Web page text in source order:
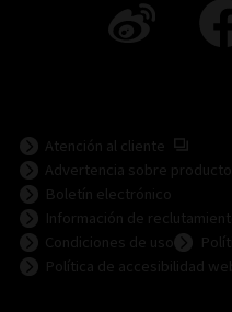
Atención al cliente (Se abre
Advertencia sobre
Boletín electrónico
Información de
Condiciones de uso
Política de accesibilidad